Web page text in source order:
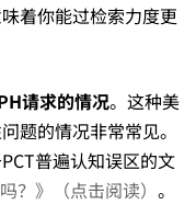
着你能过检索力度更
请求的情况。这种美
题的情况非常常见。
普遍认知误区的文
？》（点击阅读） 。